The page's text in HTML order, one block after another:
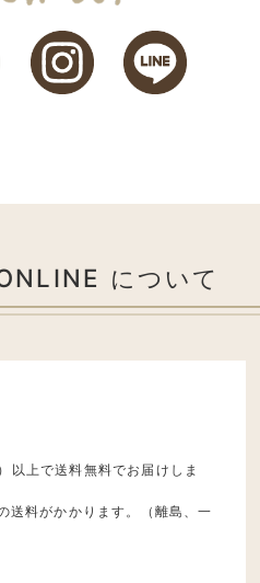
について
上で送料無料でお届けしま
料がかかります。（離島、一